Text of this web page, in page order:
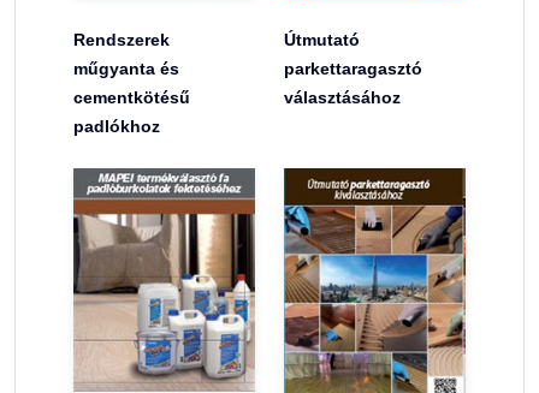
Rendszerek
műgyanta és
cementkötésű
padlókhoz
Útmutató
parkettaragasztó
választásához